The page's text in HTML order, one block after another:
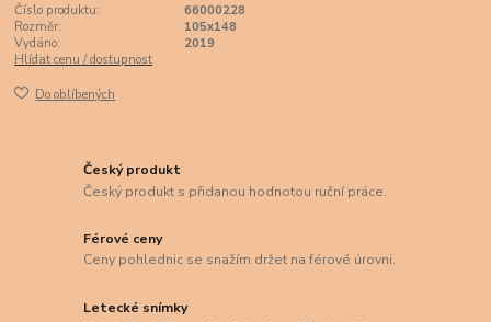
Číslo produktu:
66000228
Rozměr:
105x148
Vydáno:
2019
Hlídat cenu / dostupnost
Do oblíbených
Český produkt
Český produkt s přidanou hodnotou ruční práce.
Férové ceny
Ceny pohlednic se snažím držet na férové úrovni.
Letecké snímky